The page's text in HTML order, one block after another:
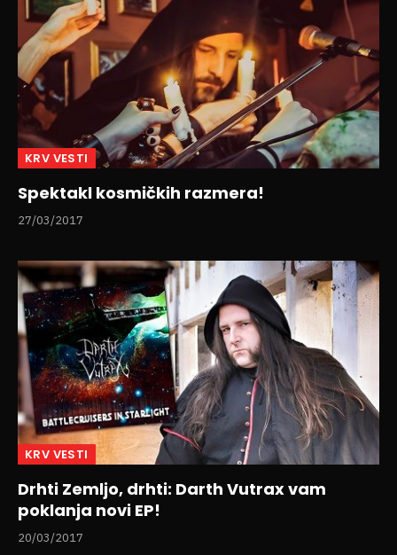
KRV VESTI
Spektakl kosmičkih razmera!
27/03/2017
KRV VESTI
Drhti Zemljo, drhti: Darth Vutrax vam
poklanja novi EP!
20/03/2017